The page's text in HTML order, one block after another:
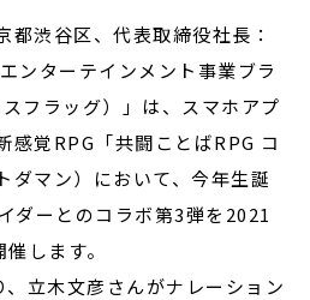
都渋谷区、代表取締役社長：
ンターテインメント事業ブラ
フラッグ）」は、スマホアプ
感覚RPG「共闘ことばRPG コ
ダマン）において、今年生誕
ダーとのコラボ第3弾を2021
します。
立木文彦さんがナレーション